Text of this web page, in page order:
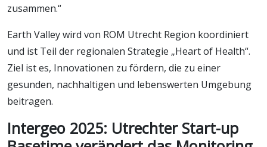
zusammen.“
Earth Valley wird von ROM Utrecht Region koordiniert
und ist Teil der regionalen Strategie „Heart of Health“.
Ziel ist es, Innovationen zu fördern, die zu einer
gesunden, nachhaltigen und lebenswerten Umgebung
beitragen.
Intergeo 2025: Utrechter Start-up